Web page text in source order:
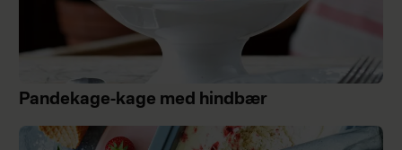
Pandekage-kage med hindbær